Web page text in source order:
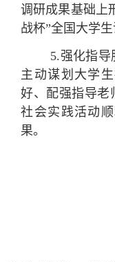
调研成果基础上
战杯”全国大学
5.强化指导
主动谋划大学
好、配强指导老
社会实践活动
果。